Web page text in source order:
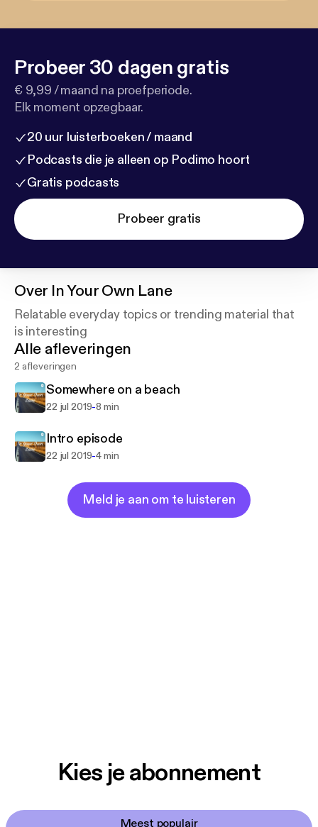
Probeer 30 dagen gratis
€ 9,99 / maand na proefperiode.
Elk moment opzegbaar.
20 uur luisterboeken / maand
Podcasts die je alleen op Podimo hoort
Gratis podcasts
Probeer gratis
Over In Your Own Lane
Relatable everyday topics or trending material that
is interesting
Alle afleveringen
2 afleveringen
Somewhere on a beach
22 jul 2019-8 min
Intro episode
22 jul 2019-4 min
Meld je aan om te luisteren
Kies je abonnement
Meest populair